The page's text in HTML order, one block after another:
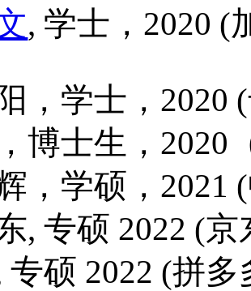
, 学士，2020 (
，学士，2020
博士生，2020
，学硕，2021
, 专硕 2022 (京
专硕 2022 (拼多